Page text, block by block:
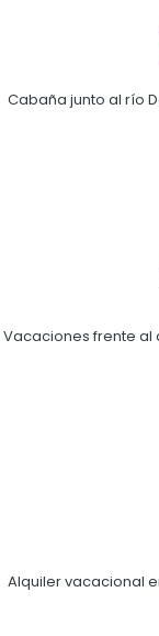
Cabaña junto al río
Vacaciones frente al
Alquiler vacacional